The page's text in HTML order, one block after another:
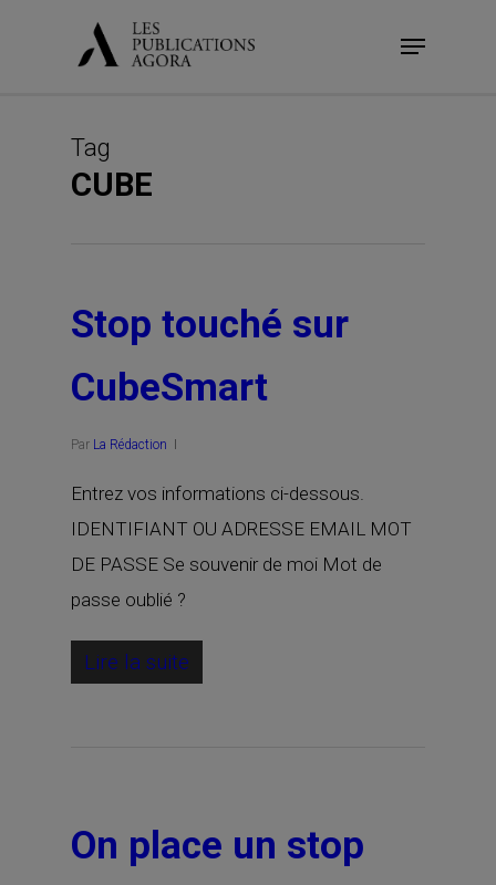
Menu
Tag
CUBE
Stop touché sur
CubeSmart
Par La Rédaction
Entrez vos informations ci-dessous.
IDENTIFIANT OU ADRESSE EMAIL MOT
DE PASSE Se souvenir de moi Mot de
passe oublié ?
Lire la suite
On place un stop